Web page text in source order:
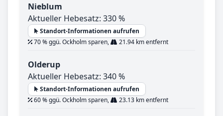
Nieblum
Aktueller Hebesatz: 330 %
Standort-Informationen aufrufen
70 % ggü. Ockholm sparen,
21.94 km entfernt
Olderup
Aktueller Hebesatz: 340 %
Standort-Informationen aufrufen
60 % ggü. Ockholm sparen,
23.13 km entfernt